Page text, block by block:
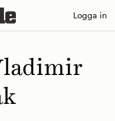
Logga in